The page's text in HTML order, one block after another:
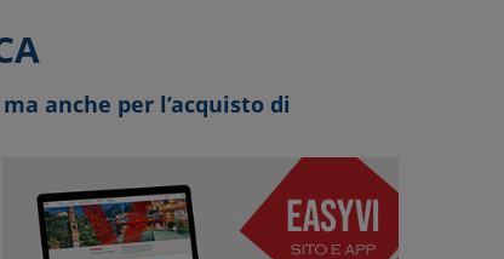
anche per l’acquisto di